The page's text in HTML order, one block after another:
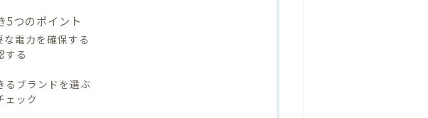
5つのポイント
電力を確保する
する
ブランドを選ぶ
ェック